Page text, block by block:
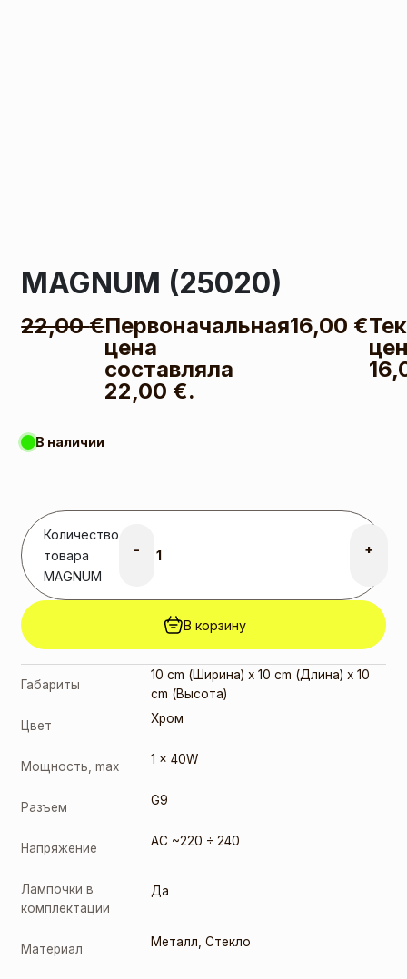
MAGNUM (25020)
22,00€Первоначальная
цена
составляла
22,00 €.
16,00 €
В наличии
Количество
товара
MAGNUM
- +
В корзину
Габариты
10 cm (Ширина) x 10 cm (Длина) x 10
cm (Высота)
Цвет Хром
Мощность, max 1 x 40W
Разъем G9
Напряжение AC ~220 ÷ 240
Лампочки в
комплектации
Да
Материал Металл ,Стекло